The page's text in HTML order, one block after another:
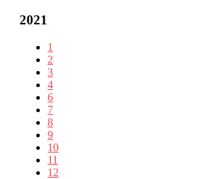
2021
1
2
3
4
6
7
8
9
10
11
12